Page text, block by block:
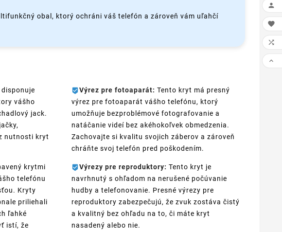
obal, ktorý ochráni váš telefón a zároveň vám uľahčí
vášho
jack.
nutnosti kryt
krytmi
telefónu
Kryty
priliehali
ľahké
istí, že
Výrez pre fotoaparát: Tento kryt má presný
výrez pre fotoaparát vášho telefónu, ktorý
umožňuje bezproblémové fotografovanie a
natáčanie videí bez akéhokoľvek obmedzenia.
Zachovajte si kvalitu svojich záberov a zároveň
chráňte svoj telefón pred poškodením.
Výrezy pre reproduktory: Tento kryt je
navrhnutý s ohľadom na nerušené počúvanie
hudby a telefonovanie. Presné výrezy pre
reproduktory zabezpečujú, že zvuk zostáva čistý
a kvalitný bez ohľadu na to, či máte kryt
nasadený alebo nie.



